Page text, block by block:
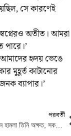
সে কারণেই
অতীত। আমরা
হৃদয় ভেঙে
মুহূর্ত কাটানোর
ব্যাপার।’
পরবর্তী